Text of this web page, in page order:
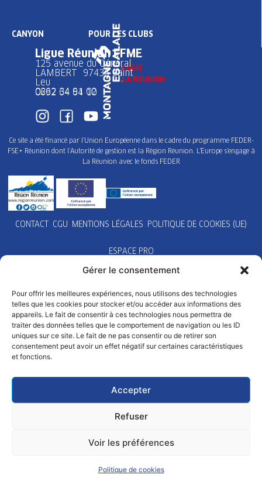
Gérer le consentement
Pour offrir les meilleures expériences, nous utilisons des technologies
telles que les cookies pour stocker et/ou accéder aux informations des
appareils. Le fait de consentir à ces technologies nous permettra de
traiter des données telles que le comportement de navigation ou les ID
uniques sur ce site. Le fait de ne pas consentir ou de retirer son
consentement peut avoir un effet négatif sur certaines caractéristiques
et fonctions.
Accepter
Refuser
Voir les préférences
Politique de cookies
PRATIQUER ALERTER
CANYON POUR LES CLUBS
Ligue Réunion FFME
125 avenue du Général
LAMBERT 97436 Saint
Leu
0262 34 91 02
0692 64 64 10
Ce site a été financé par l’Union Européenne dans le cadre du programme FEDER-
FSE+ Réunion dont l’Autorité de gestion est la Région Réunion. L’Europe s’engage à
La Réunion avec le fonds FEDER
CONTACT CGU MENTIONS LÉGALES POLITIQUE DE COOKIES (UE)
ESPACE PRO